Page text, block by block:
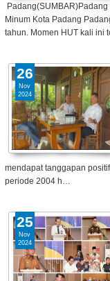
Minum Kota Padang
tahun. Momen HUT kali
mendapat tanggapan
periode 2004 h…
26
Nov
2024
25
Nov
2024